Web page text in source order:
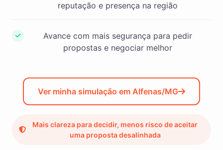
reputação e presença na região
Avance com mais segurança para pedir
propostas e negociar melhor
Ver minha simulação em Alfenas/MG
Mais clareza para decidir, menos risco de aceitar
uma proposta desalinhada